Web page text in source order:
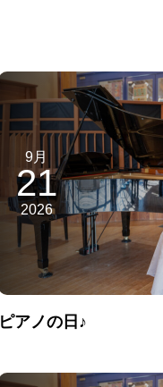
9月
21
2026
ピアノの日♪